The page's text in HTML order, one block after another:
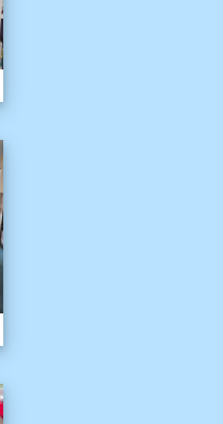
111伴讀媽媽教師節
111伴讀媽媽教師節